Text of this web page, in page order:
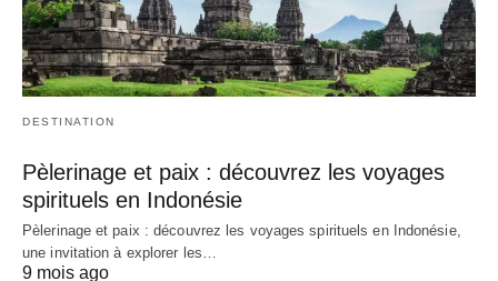
DESTINATION
Pèlerinage et paix : découvrez les voyages
spirituels en Indonésie
Pèlerinage et paix : découvrez les voyages spirituels en Indonésie,
une invitation à explorer les…
9 mois ago